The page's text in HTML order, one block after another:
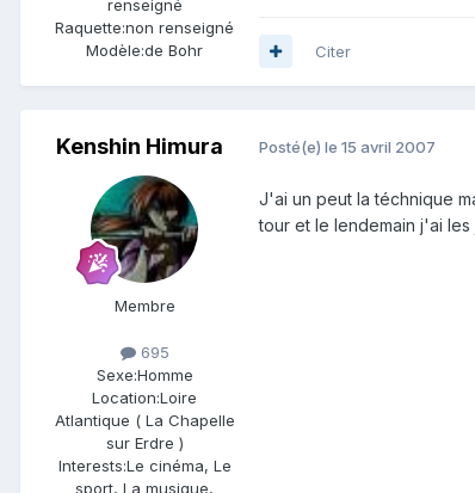
renseigné
Raquette:non renseigné
Modèle:de Bohr Citer
Kenshin Himura
Membre
695
Sexe:Homme
Location:Loire
Atlantique ( La Chapelle
sur Erdre )
Interests:Le cinéma, Le
sport, La musique,
Posté(e) le 15 avril 2007
J'ai un peut la téchnique
tour et le lendemain j'ai